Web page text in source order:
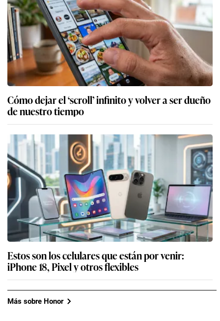
Cómo dejar el ‘scroll’ infinito y volver a ser dueño
de nuestro tiempo
Estos son los celulares que están por venir:
iPhone 18, Pixel y otros flexibles
Más sobre Honor